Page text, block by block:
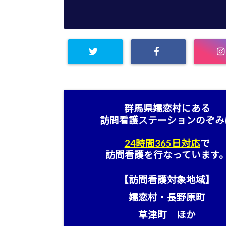
群馬県嬬恋村にある
訪問看護ステーションのぞ
24時間365日対応で
訪問看護を行なっています
【訪問看護対象地域】
嬬恋村・長野原町
草津町 ほか